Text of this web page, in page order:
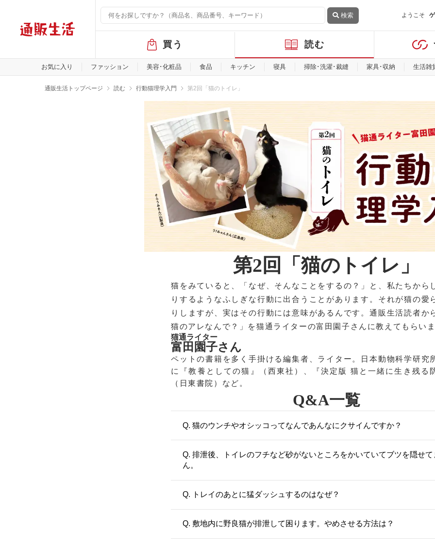
検索 ようこそ
バ
ル
メ
買う 読む
お気に入り ファッション 美容･化粧品 食品 キッチン 寝具 掃除･洗濯･裁縫 家具･収納 生活雑
通販生活トップページ 読む 行動猫理学入門 第2回「猫のトイレ」
第2回「猫のトイレ」
猫をみていると、「なぜ、そんなことをするの？」と、私たちから
りするようなふしぎな行動に出合うことがあります。それが猫の愛
りしますが、実はその行動には意味があるんです。通販生活読者か
猫のアレなんで？」を猫通ライターの富田園子さんに教えてもらい
猫通ライター
富田園子さん
ペットの書籍を多く手掛ける編集者、ライター。日本動物科学研究
に『教養としての猫』（西東社）、『決定版 猫と一緒に生き残る
（日東書院）など。
Q&A一覧
Q. 猫のウンチやオシッコってなんであんなにクサイんですか？
Q. 排泄後、トイレのフチなど砂がないところをかいていてブツを隠せて
ん。
Q. トレイのあとに猛ダッシュするのはなぜ？
Q. 敷地内に野良猫が排泄して困ります。やめさせる方法は？